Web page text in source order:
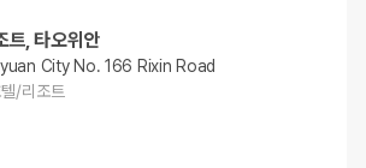
트, 타오위안
City No. 166 Rixin Road
/리조트